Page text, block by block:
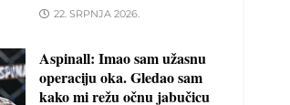
22. SRPNJA 2026.
Aspinall: Imao sam užasnu
operaciju oka. Gledao sam
kako mi režu očnu jabučicu